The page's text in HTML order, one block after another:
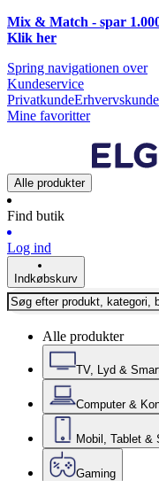
Mix & Match - spar
Klik her
Spring navigationen over
Kundeservice
PrivatkundeErhvervskunde
Mine favoritter
Alle produkter
Find butik
Log ind
Indkøbskurv
Alle produkter
TV, Lyd &
Computer &
Mobil, Tablet &
Gaming